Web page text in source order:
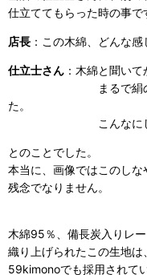
仕立ててもらった時の事で
店長 ：この木綿、どんな感
仕立士さん ：木綿と聞い
まるで絹のような
た。
こんなにしなやか
とのことでした。
本当に、画像ではこのし
残念でなりません。
木綿95％、備長炭入りレ
織り上げられたこの生地は、
59kimonoでも採用されて